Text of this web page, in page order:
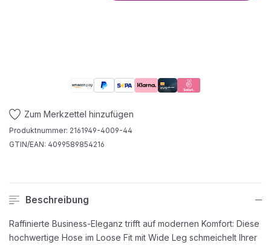
Zum Merkzettel hinzufügen
Produktnummer: 2161949-4009-44
GTIN/EAN: 4099589854216
Beschreibung
Raffinierte Business-Eleganz trifft auf modernen Komfort: Diese
hochwertige Hose im Loose Fit mit Wide Leg schmeichelt Ihrer